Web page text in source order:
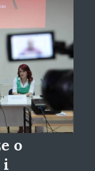
o
i